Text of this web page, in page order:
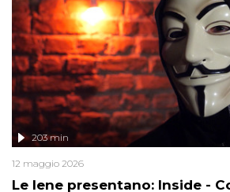
Le Iene presentano: Inside -
203 min
12 maggio 2026